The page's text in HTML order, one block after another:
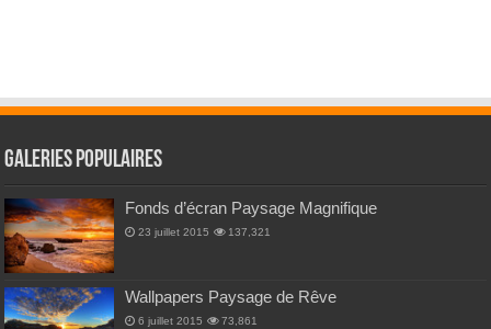
Galeries Populaires
Fonds d’écran Paysage Magnifique
23 juillet 2015 137,321
Wallpapers Paysage de Rêve
6 juillet 2015 73,861